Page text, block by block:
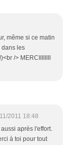
même si ce matin
dans les
/> MERCIIIIIIII
2011 18:48
après l'effort.
à toi pour tout